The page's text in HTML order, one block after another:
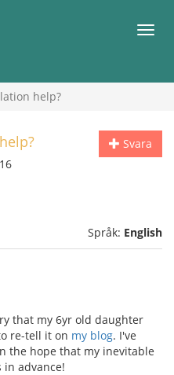
Meny
help?
Svara
Språk: English
that my 6yr old daughter
re-tell it on my blog. I've
the hope that my inevitable
advance!